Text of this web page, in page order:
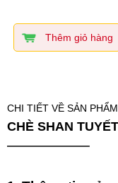
Thêm giỏ hàng
CHI TIẾT VỀ SẢN PHẨM
CHÈ SHAN